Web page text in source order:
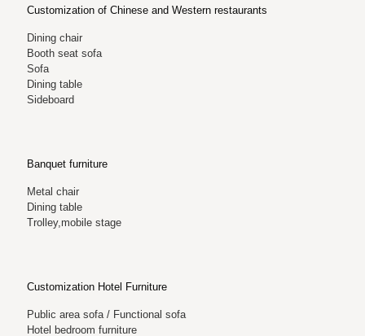
Customization of Chinese and Western restaurants
Dining chair
Booth seat sofa
Sofa
Dining table
Sideboard
Banquet furniture
Metal chair
Dining table
Trolley,mobile stage
Customization Hotel Furniture
Public area sofa / Functional sofa
Hotel bedroom furniture